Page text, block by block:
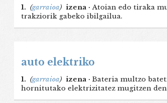
1. (garraioa) izena · Atoian edo tiraka
trakziorik gabeko ibilgailua.
auto elektriko
1. (garraioa) izena · Bateria multzo
hornitutako elektrizitatez mugitzen den